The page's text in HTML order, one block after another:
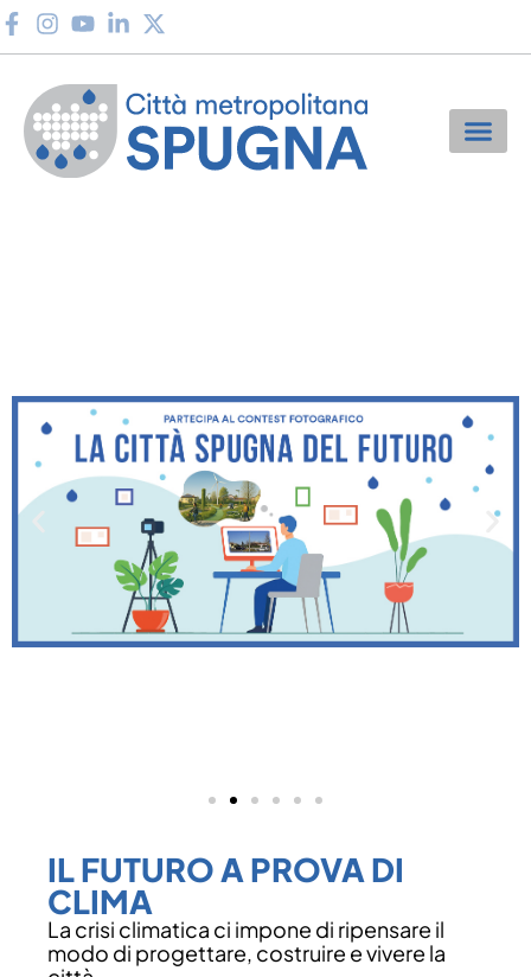
SPUGNA DEL
IL FUTURO A PROVA DI
CLIMA
La crisi climatica ci impone di ripensare il
modo di progettare, costruire e vivere la